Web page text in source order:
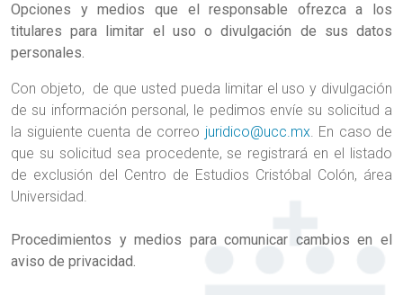
Opciones y medios que el responsable ofrezca a los
titulares para limitar el uso o divulgación de sus datos
personales.
Con objeto, de que usted pueda limitar el uso y divulgación
de su información personal, le pedimos envíe su solicitud a
la siguiente cuenta de correo juridico@ucc.mx. En caso de
que su solicitud sea procedente, se registrará en el listado
de exclusión del Centro de Estudios Cristóbal Colón, área
Universidad.
Procedimientos y medios para comunicar cambios en el
aviso de privacidad.